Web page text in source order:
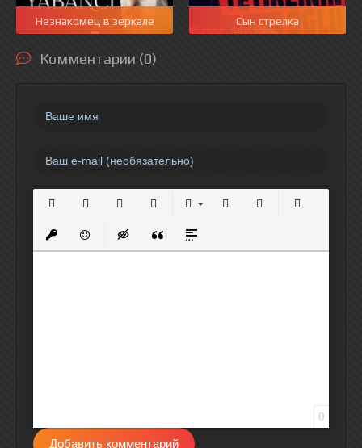
Незнакомец в зеркале Сын стрелка
Комментарии (0)
Вставить защищенную ссылку
Вставить смайлик
Вставка скрытого текста
Вставка цитаты
Вставка спойлера
0
Добавить комментарий